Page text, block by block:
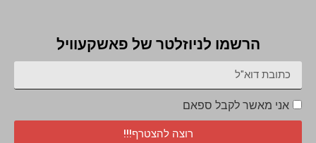
הרשמו לניוזלטר של פאשקעוויל
אני מאשר לקבל ספאם
רוצה להצטרף!!!